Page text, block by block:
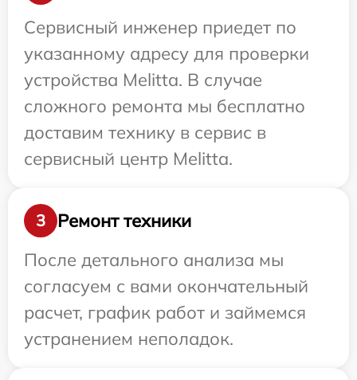
Сервисный инженер приедет по
указанному адресу для проверки
устройства Melitta. В случае
сложного ремонта мы бесплатно
доставим технику в сервис в
сервисный центр Melitta.
3
Ремонт техники
После детального анализа мы
согласуем с вами окончательный
расчет, график работ и займемся
устранением неполадок.